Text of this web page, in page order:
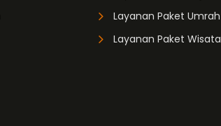
Layanan Paket Umrah
Layanan Paket Wisata